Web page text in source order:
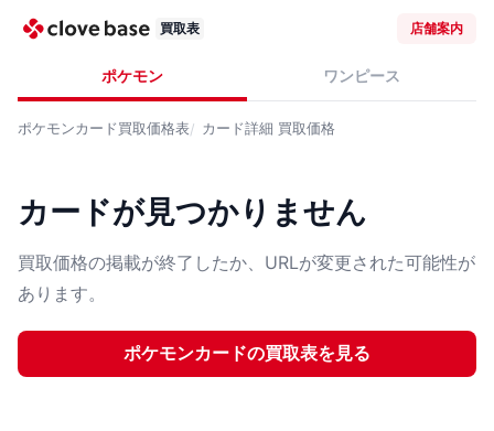
買取表 店舗案内
ポケモン ワンピース
ポケモンカード買取価格表 カード詳細 買取価格
カードが見つかりません
買取価格の掲載が終了したか、URLが変更された可能性が
あります。
ポケモンカードの買取表を見る